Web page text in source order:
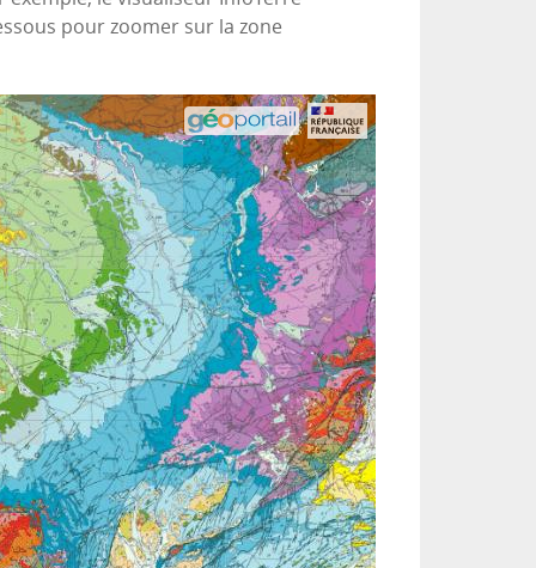
pour zoomer sur la zone